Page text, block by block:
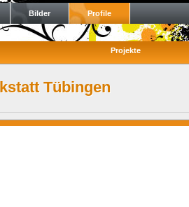
Bilder Profile
Projekte
Tübingen